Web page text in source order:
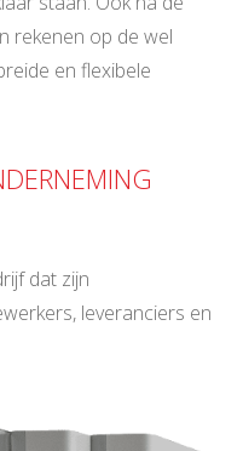
rekenen op de wel
en flexibele
dat zijn
leveranciers en